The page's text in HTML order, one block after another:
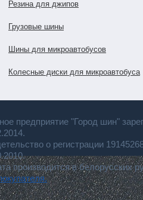
Резина для джипов
Грузовые шины
Шины для микроавтобусов
Колесные диски для микроавтобуса
предприятие "Город шин"
о регистрации
производится в белорусских